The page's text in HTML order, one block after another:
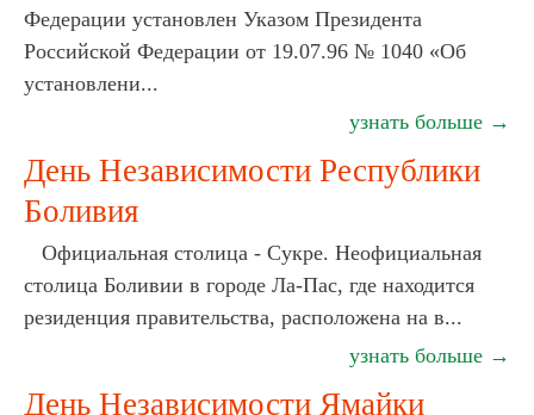
Федерации установлен Указом Президента
Российской Федерации от 19.07.96 № 1040 «Об
установлени...
узнать больше →
День Независимости Республики
Боливия
Официальная столица - Сукре. Неофициальная
столица Боливии в городе Ла-Пас, где находится
резиденция правительства, расположена на в...
узнать больше →
День Независимости Ямайки